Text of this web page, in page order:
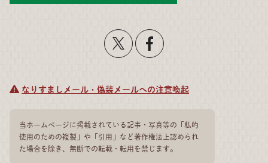
なりすましメール・偽装メールへの注意喚起
当ホームページに掲載されている記事・写真等の「私的
使用のための複製」や「引用」など著作権法上認められ
た場合を除き、無断での転載・転用を禁じます。